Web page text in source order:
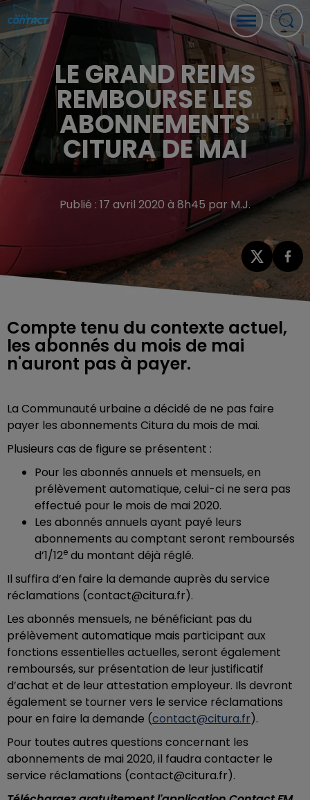
LE GRAND REIMS
REMBOURSE LES
ABONNEMENTS
CITURA DE MAI
Publié : 17 avril 2020 à 8h45 par M.J.
Compte tenu du contexte actuel,
les abonnés du mois de mai
n'auront pas à payer.
La Communauté urbaine a décidé de ne pas faire
payer les abonnements Citura du mois de mai.
Plusieurs cas de figure se présentent :
Pour les abonnés annuels et mensuels, en
prélèvement automatique, celui-ci ne sera pas
effectué pour le mois de mai 2020.
Les abonnés annuels ayant payé leurs
abonnements au comptant seront remboursés
d’1/12e du montant déjà réglé.
Il suffira d’en faire la demande auprès du service
réclamations (contact@citura.fr).
Les abonnés mensuels, ne bénéficiant pas du
prélèvement automatique mais participant aux
fonctions essentielles actuelles, seront également
remboursés, sur présentation de leur justificatif
d’achat et de leur attestation employeur. Ils devront
également se tourner vers le service réclamations
pour en faire la demande (contact@citura.fr).
Pour toutes autres questions concernant les
abonnements de mai 2020, il faudra contacter le
service réclamations (contact@citura.fr).